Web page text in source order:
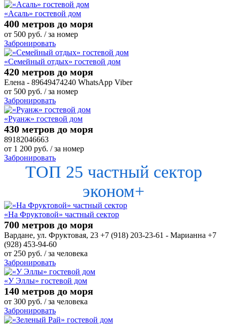
«Асаль» гостевой дом
400 метров до моря
от 500 руб. / за номер
Забронировать
«Семейный отдых» гостевой дом
420 метров до моря
Елена - 89649474240 WhatsApp Viber
от 500 руб. / за номер
Забронировать
«Руанж» гостевой дом
430 метров до моря
89182046663
от 1 200 руб. / за номер
Забронировать
ТОП 25 частный сектор
эконом+
«На Фруктовой» частный сектор
700 метров до моря
Вардане, ул. Фруктовая, 23 +7 (918) 203-23-61 - Марианна +7
(928) 453-94-60
от 250 руб. / за человека
Забронировать
«У Эллы» гостевой дом
140 метров до моря
от 300 руб. / за человека
Забронировать